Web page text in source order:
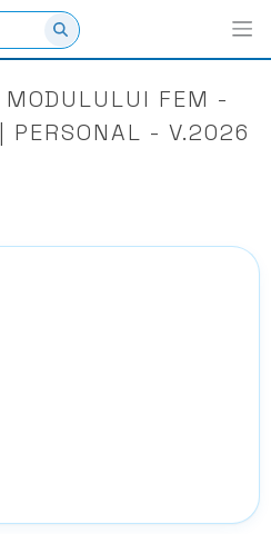
FEM -
- V.2026